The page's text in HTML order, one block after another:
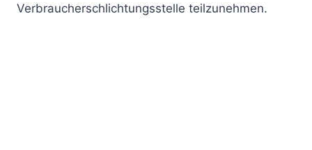
Verbraucherschlichtungsstelle teilzunehmen.